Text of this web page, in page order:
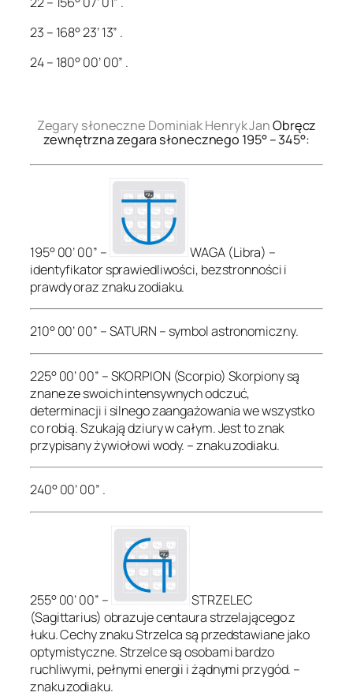
23 – 168° 23’ 13” .
24 – 180° 00’ 00” .
Zegary słoneczne Dominiak Henryk JanObręcz
zewnętrzna zegara słonecznego 195° – 345°:
195° 00’ 00” –
WAGA (Libra) –
identyfikator sprawiedliwości, bezstronności i
prawdy oraz znaku zodiaku.
210° 00’ 00” – SATURN – symbol astronomiczny.
225° 00’ 00” – SKORPION (Scorpio) Skorpiony są
znane ze swoich intensywnych odczuć,
determinacji i silnego zaangażowania we wszystko
co robią. Szukają dziury w całym. Jest to znak
przypisany żywiołowi wody. – znaku zodiaku.
240° 00’ 00” .
255° 00’ 00” –
STRZELEC
(Sagittarius) obrazuje centaura strzelającego z
łuku. Cechy znaku Strzelca są przedstawiane jako
optymistyczne. Strzelce są osobami bardzo
ruchliwymi, pełnymi energii i żądnymi przygód. –
znaku zodiaku.